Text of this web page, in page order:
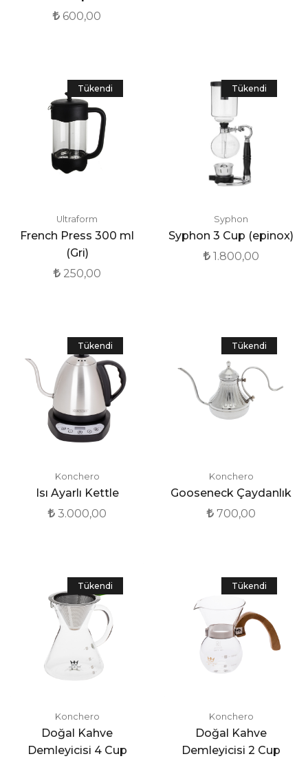
600,00
Tükendi
Ultraform
French Press 300 ml
(Gri)
250,00
Tükendi
Syphon
Syphon 3 Cup (epinox)
1.800,00
Tükendi
Konchero
Isı Ayarlı Kettle
3.000,00
Tükendi
Konchero
Gooseneck Çaydanlık
700,00
Tükendi
Konchero
Doğal Kahve
Demleyicisi 4 Cup
Tükendi
Konchero
Doğal Kahve
Demleyicisi 2 Cup